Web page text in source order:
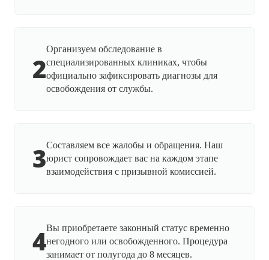
2
Организуем обследование в
специализированных клиниках, чтобы
официально зафиксировать диагнозы для
освобождения от службы.
3Составляем все жалобы и обращения. Наш
юрист сопровождает вас на каждом этапе
взаимодействия с призывной комиссией.
4Вы приобретаете законный статус временно
негодного или освобожденного. Процедура
занимает от полугода до 8 месяцев.